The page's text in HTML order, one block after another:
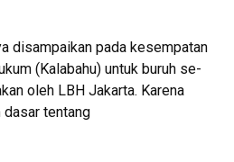
disampaikan pada kesempatan
(Kalabahu) untuk buruh se-
oleh LBH Jakarta. Karena
dasar tentang